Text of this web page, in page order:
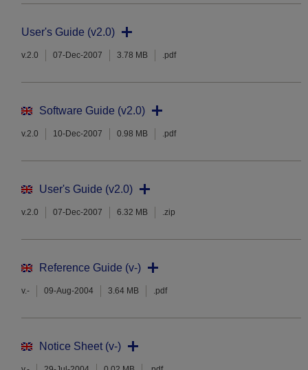
User's Guide (v2.0)
v.2.0 07-Dec-2007 3.78 MB .pdf
Software Guide (v2.0)
v.2.0 10-Dec-2007 0.98 MB .pdf
User's Guide (v2.0)
v.2.0 07-Dec-2007 6.32 MB .zip
Reference Guide (v-)
v.- 09-Aug-2004 3.64 MB .pdf
Notice Sheet (v-)